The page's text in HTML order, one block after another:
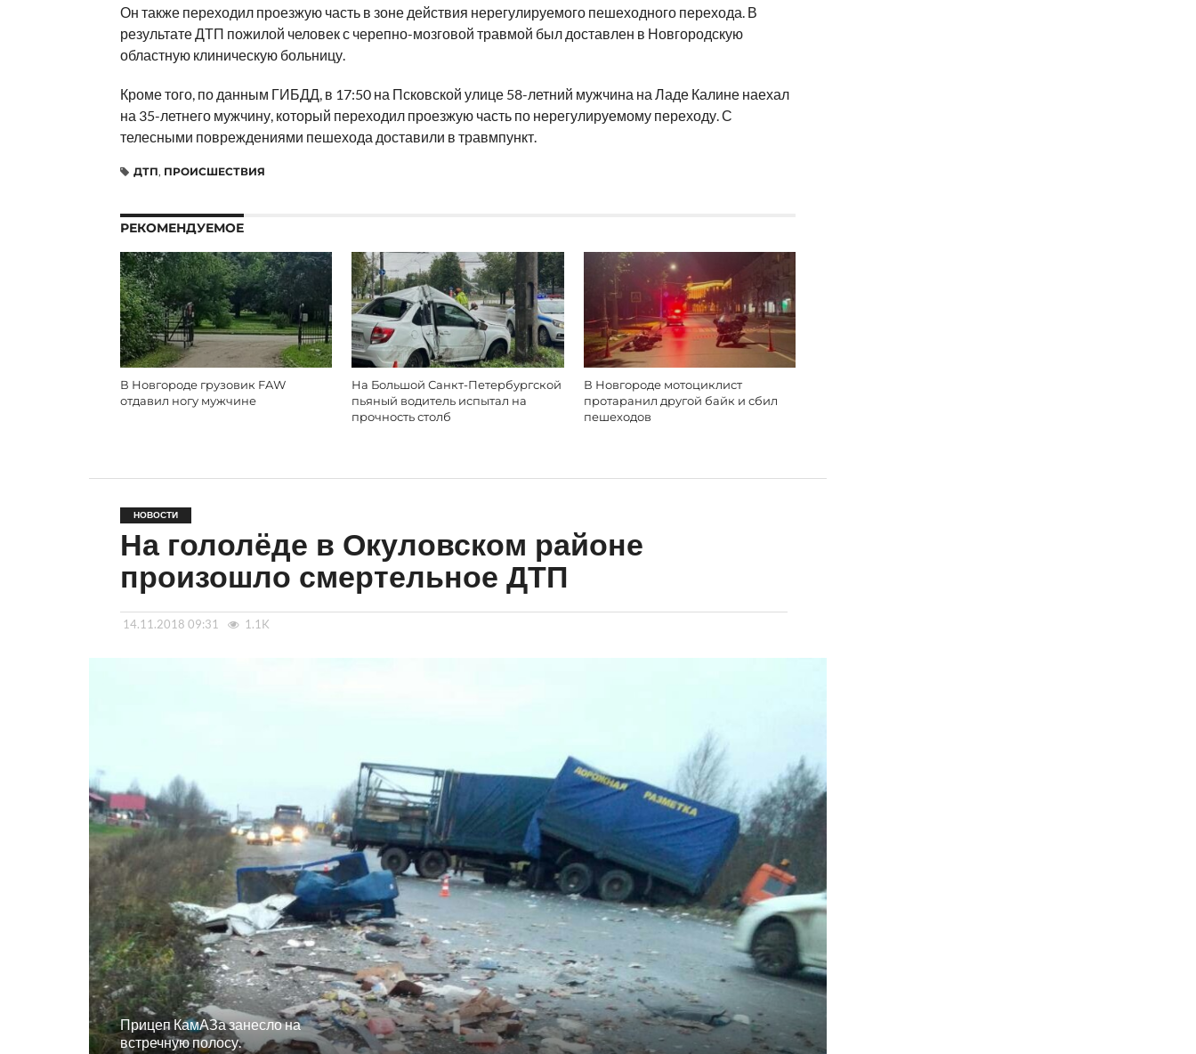
Он также переходил проезжую часть в зоне действия нерегулируемого пешеходного перехода. В
результате ДТП пожилой человек с черепно-мозговой травмой был доставлен в Новгородскую
областную клиническую больницу.
Кроме того, по данным ГИБДД, в 17:50 на Псковской улице 58-летний мужчина на Ладе Калине наехал
на 35-летнего мужчину, который переходил проезжую часть по нерегулируемому переходу. С
телесными повреждениями пешехода доставили в травмпункт.
ДТП, ПРОИСШЕСТВИЯ
РЕКОМЕНДУЕМОЕ
В Новгороде грузовик FAW
отдавил ногу мужчине
На Большой Санкт-Петербургской
пьяный водитель испытал на
прочность столб
В Новгороде мотоциклист
протаранил другой байк и сбил
пешеходов
НОВОСТИ
На гололёде в Окуловском районе
произошло смертельное ДТП
14.11.2018 09:31 1.1K
Прицеп КамАЗа занесло на
встречную полосу.